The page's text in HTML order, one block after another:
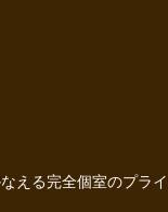
える完全個室のプライ